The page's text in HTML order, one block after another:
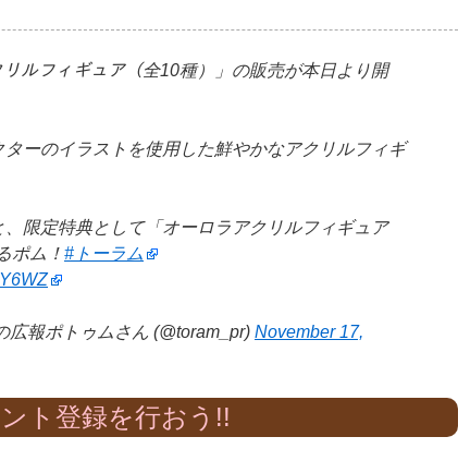
ルフィギュア（全10種）」の販売が本日より開
ーのイラストを使用した鮮やかなアクリルフィギ
限定特典として「オーロラアクリルフィギュア
ポム！ #トーラム
報ポトゥムさん (@toram_pr) November 17,
ト登録を行おう!!